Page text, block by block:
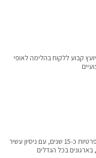
קבוע ללקוח בהלימה לאופי
פריימסק פועלת בתחומי הגנת הסייבר והגנת הפרטיות כ-15 שנים, עם ניסיון עשיר
בכל הגדלים